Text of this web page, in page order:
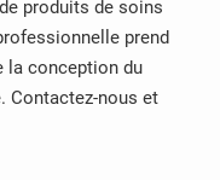
produits de soins
prend
la conception du
Contactez-nous et